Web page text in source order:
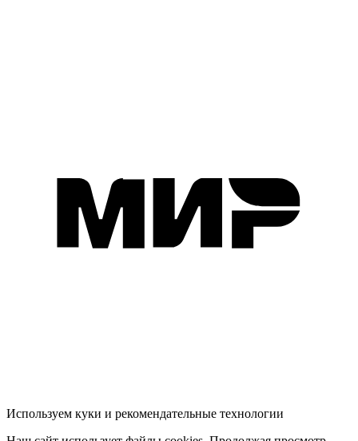
Используем куки и рекомендательные технологии